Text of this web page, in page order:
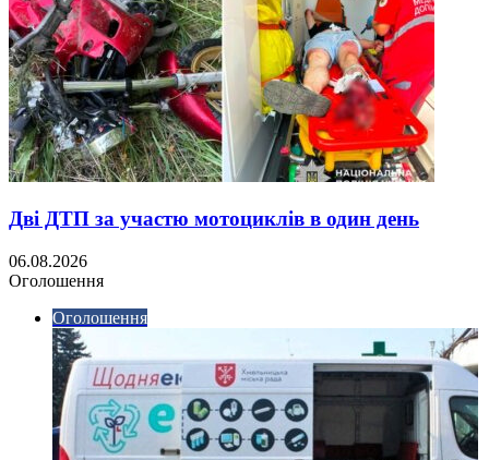
Дві ДТП за участю мотоциклів в один день
06.08.2026
Оголошення
Оголошення